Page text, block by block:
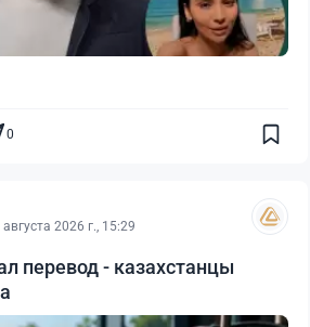
0
августа 2026 г., 15:29
перевод - казахстанцы